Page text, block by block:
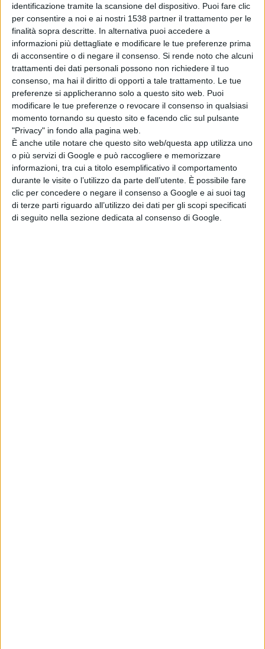
identificazione tramite la scansione del dispositivo. Puoi fare clic
per consentire a noi e ai nostri 1538 partner il trattamento per le
finalità sopra descritte. In alternativa puoi accedere a
informazioni più dettagliate e modificare le tue preferenze prima
di acconsentire o di negare il consenso. Si rende noto che alcuni
trattamenti dei dati personali possono non richiedere il tuo
consenso, ma hai il diritto di opporti a tale trattamento. Le tue
preferenze si applicheranno solo a questo sito web. Puoi
modificare le tue preferenze o revocare il consenso in qualsiasi
momento tornando su questo sito e facendo clic sul pulsante
"Privacy" in fondo alla pagina web.
È anche utile notare che questo sito web/questa app utilizza uno
o più servizi di Google e può raccogliere e memorizzare
informazioni, tra cui a titolo esemplificativo il comportamento
durante le visite o l’utilizzo da parte dell’utente. È possibile fare
clic per concedere o negare il consenso a Google e ai suoi tag
di terze parti riguardo all’utilizzo dei dati per gli scopi specificati
di seguito nella sezione dedicata al consenso di Google.
soprattutto, all’incremento dei flussi turistici in tutta la
Sardegna.
Possono candidarsi giovani dai 15 ai 29 anni, in
possesso del Diploma di Scuola Media Inferiore o
dell’attestato di qualifica comprovante l’assolvimento
dell’obbligo di istruzione, residenti in Sardegna o
con status di emigrato disoccupato/inoccupato. Priorità
verrà data ai quindicenni che compiranno 18 anni dopo
la data di conclusione del corso prevista per luglio 2015.
In ogni caso, i partecipanti non dovranno partecipare ad
altri corsi regionali di formazione professionale.